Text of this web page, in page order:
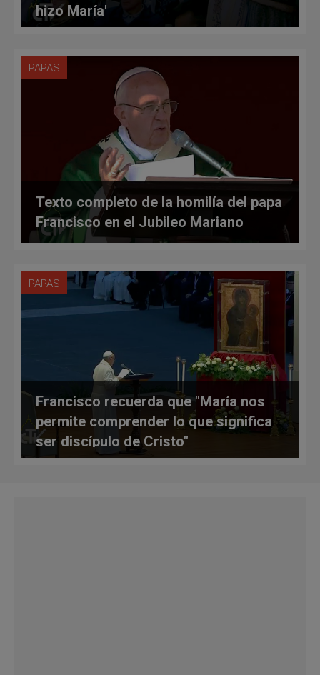
hizo María'
PAPAS
Texto completo de la homilía del papa
Francisco en el Jubileo Mariano
PAPAS
Francisco recuerda que "María nos
permite comprender lo que significa
ser discípulo de Cristo"